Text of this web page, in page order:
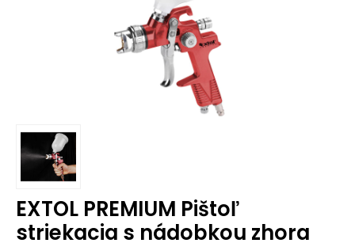
EXTOL PREMIUM Pištoľ
striekacia s nádobkou zhora